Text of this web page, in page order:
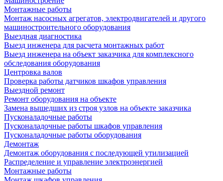
Монтажные работы
Монтаж насосных агрегатов, электродвигателей и другого
машиностроительного оборудования
Выездная диагностика
Выезд инженера для расчета монтажных работ
Выезд инженера на объект заказчика для комплексного
обследования оборудования
Центровка валов
Проверка работы датчиков шкафов управления
Выездной ремонт
Ремонт оборудования на объекте
Замена вышедших из строя узлов на объекте заказчика
Пусконаладочные работы
Пусконаладочные работы шкафов управления
Пусконаладочные работы оборудования
Демонтаж
Демонтаж оборудования с последующей утилизацией
Распределение и управление электроэнергией
Монтажные работы